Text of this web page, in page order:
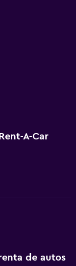
A-Car
de autos